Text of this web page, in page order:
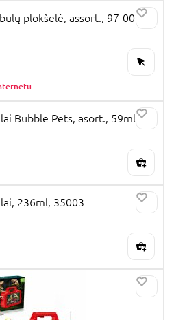
plokšelė, assort., 97-0023
Bubble Pets, asort., 59ml,
236ml, 35003